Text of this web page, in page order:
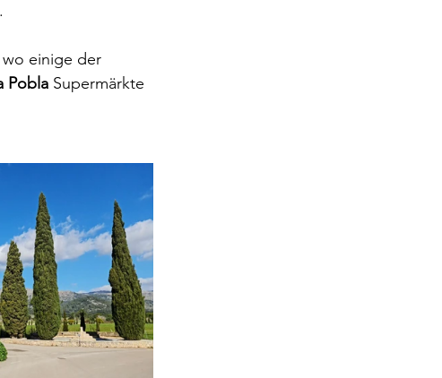
wo einige der
Pobla Supermärkte